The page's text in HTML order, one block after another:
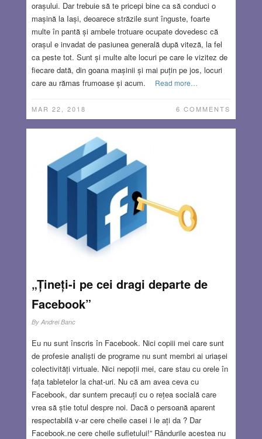
orașului. Dar trebuie să te pricepi bine ca să conduci o
mașină la Iași, deoarece străzile sunt înguste, foarte
multe în pantă și ambele trotuare ocupate dovedesc că
orașul e invadat de pasiunea generală după viteză, la fel
ca peste tot. Sunt și multe alte locuri pe care le vizitez de
fiecare dată, din goana mașinii și mai puțin pe jos, locuri
care au rămas frumoase și acum.
Read more…
MAR 22, 2018 6 COMMENTS
„Țineți-i pe cei dragi departe de
Facebook”
By Andrei Banc
Eu nu sunt înscris în Facebook. Nici copiii mei care sunt
de profesie analiști de programe nu sunt membri ai uriașei
colectivități virtuale. Nici nepoții mei, care stau cu orele în
fața tabletelor la chat-uri. Nu că am avea ceva cu
Facebook, dar suntem precauți cu o rețea socială care
vrea să știe totul despre noi. Dacă o persoană aparent
respectabilă v-ar cere cheile casei i le ați da ? Dar
Facebook.ne cere cheile sufletului!” Rândurile acestea nu